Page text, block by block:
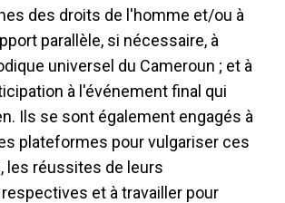
des droits de l'homme et/ou à
parallèle, si nécessaire, à
universel du Cameroun ; et à
à l'événement final qui
Ils se sont également engagés à
plateformes pour vulgariser ces
les réussites de leurs
et à travailler pour